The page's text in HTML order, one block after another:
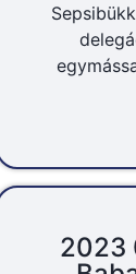
2023